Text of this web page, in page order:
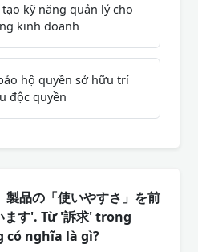
kỹ năng quản lý cho
kinh doanh
hộ quyền sở hữu trí
độc quyền
製品の「使いやすさ」を前
ます'. Từ '訴求' trong
nghĩa là gì?